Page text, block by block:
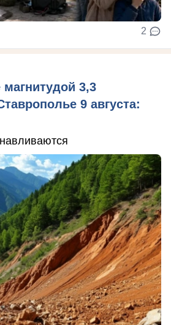
2
3,3
9 августа: